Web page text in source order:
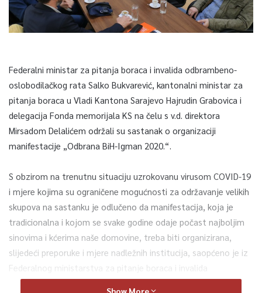
Federalni ministar za pitanja boraca i invalida odbrambeno-
oslobodilačkog rata Salko Bukvarević, kantonalni ministar za
pitanja boraca u Vladi Kantona Sarajevo Hajrudin Grabovica i
delegacija Fonda memorijala KS na čelu s v.d. direktora
Mirsadom Delalićem održali su sastanak o organizaciji
manifestacije „Odbrana BiH-Igman 2020.“.
S obzirom na trenutnu situaciju uzrokovanu virusom COVID-19
i mjere kojima su ograničene mogućnosti za održavanje velikih
skupova na sastanku je odlučeno da manifestacija, koja je
tradicionalna i kojom se svake godine odaje počast najboljim
sinovima i kćerima naše domovine, treba biti organizirana,
slijedeći preporuke i mjere nadležnih institucija, saopćeno je iz
Federalnog ministarstva za pitanje boraca i invalida
odbrambeno-oslobodilačkog rata.